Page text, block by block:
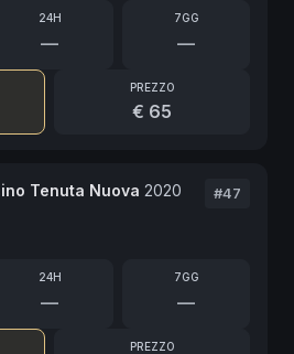
24H
—
7GG
—
PREZZO
€ 65
Tenuta Nuova 2020
#47
24H
—
7GG
—
PREZZO